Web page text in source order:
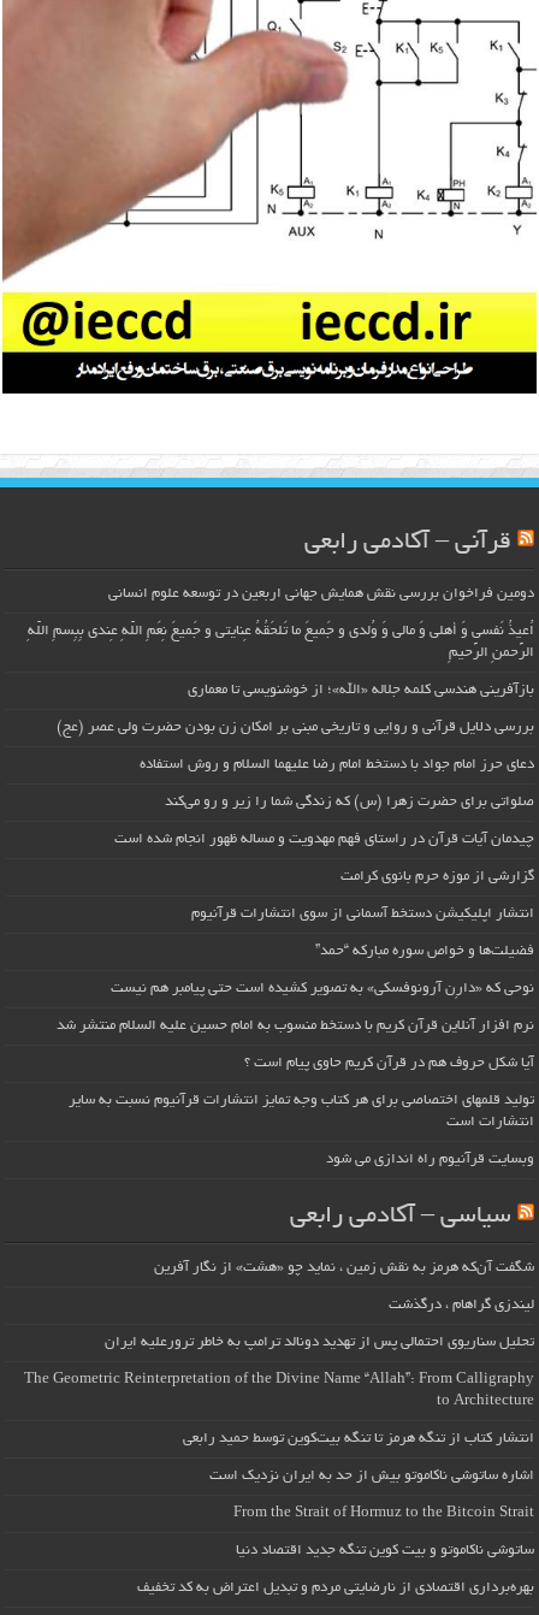
قرآنی – آکادمی رابعی
دومین فراخوان بررسی نقش همایش جهانی اربعین در توسعه علوم انسانی
اُعیذُ نَفسی وَ أهلی وَ مالی وَ وُلدی و جَمیعَ ما تَلحَقُهُ عِنایتی و جَمیعَ نِعَمِ اللّهِ عِندی بِبِسمِ اللّهِ
الرَّحمنِ الرَّحیمِ
بازآفرینی هندسی کلمه جلاله «الله»؛ از خوشنویسی تا معماری
بررسی دلایل قرآنی و روایی و تاریخی مبنی بر امکان زن بودن حضرت ولی عصر (عج)
دعای حرز امام جواد با دستخط امام رضا علیهما السلام و روش استفاده
صلواتی برای حضرت زهرا (س) که زندگی شما را زیر و رو می‌کند
چیدمان آیات قرآن در راستای فهم مهدویت و مساله ظهور انجام شده است
گزارشی از موزه حرم بانوی کرامت
انتشار اپلیکیشن دستخط آسمانی از سوی انتشارات قرآنیوم
فضیلت‌ها و خواص سوره مبارکه “حمد”
نوحی که «دارِن آرونوفسکی» به تصویر کشیده است حتی پیامبر هم نیست
نرم افزار آنلاین قرآن کریم با دستخط منسوب به امام حسین علیه السلام منتشر شد
آیا شکل حروف هم در قرآن کریم حاوی پیام است ؟
تولید قلمهای اختصاصی برای هر کتاب وجه تمایز انتشارات قرآنیوم نسبت به سایر
انتشارات است
وبسایت قرآنیوم راه اندازی می شود
سیاسی – آکادمی رابعی
شگفت آن‌که هرمز به نقش زمین ، نماید چو «هشت» از نگار آفرین
لیندزی گراهام ، درگذشت
تحلیل سناریوی احتمالی پس از تهدید دونالد ترامپ به خاطر ترورعلیه ایران
The Geometric Reinterpretation of the Divine Name “Allah”: From Calligraphy
to Architecture
انتشار کتاب از تنگه هرمز تا تنگه بیت‌کوین توسط حمید رابعی
اشاره ساتوشی ناکاموتو بیش از حد به ایران نزدیک است
From the Strait of Hormuz to the Bitcoin Strait
ساتوشی ناکاموتو و بیت کوین تنگه جدید اقتصاد دنیا
بهره‌برداری اقتصادی از نارضایتی مردم و تبدیل اعتراض به کد تخفیف